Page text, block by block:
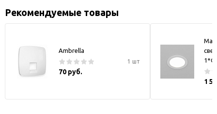
Рекомендуемые товары
Ambrella
1 шт
70 руб.
1